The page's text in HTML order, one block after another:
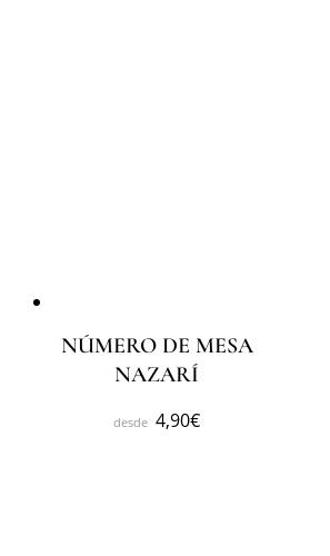
NÚMERO DE MESA
NAZARÍ
4,90€